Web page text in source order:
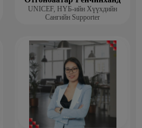
UNIСЕF, НҮБ-ийн Хүүхдийн
Сангийн Supporter